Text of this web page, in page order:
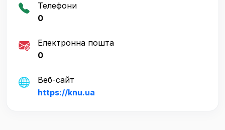
Телефони
0
Електронна пошта
0
Веб-сайт
https://knu.ua